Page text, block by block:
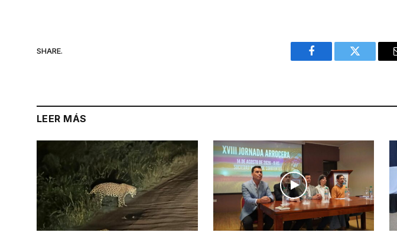
SHARE.
Facebook Twitter
LEER MÁS